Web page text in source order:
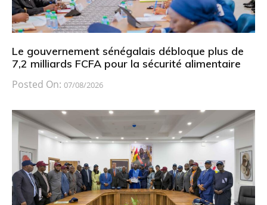
Le gouvernement sénégalais débloque plus de
7,2 milliards FCFA pour la sécurité alimentaire
Posted On: 07/08/2026